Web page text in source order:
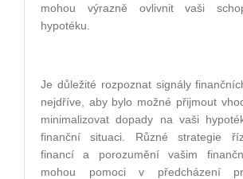
mohou výrazně ovlivnit vaši
hypotéku.
Je důležité rozpoznat signály
nejdříve, aby bylo možné přijmout
minimalizovat dopady na vaši
finanční situaci. Různé strategie
financí a porozumění vašim
mohou pomoci v předcházení